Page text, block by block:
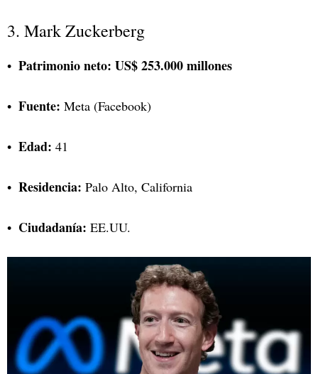
3. Mark Zuckerberg
Patrimonio neto: US$ 253.000 millones
Fuente: Meta (Facebook)
Edad: 41
Residencia: Palo Alto, California
Ciudadanía: EE.UU.